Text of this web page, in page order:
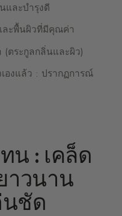
และบำรุงดี
ละพื้นผิวที่มีคุณค่า
(ตระกูลกลิ่นและผิว)
องแล้ว : ปรากฏการณ์
น : เคล็ด
าวนาน
นชัด